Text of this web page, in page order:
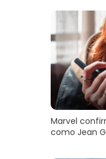
Marvel
como Jean